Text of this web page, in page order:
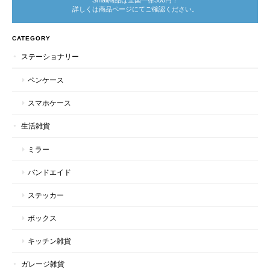
詳しくは商品ページにてご確認ください。
CATEGORY
ステーショナリー
ペンケース
スマホケース
生活雑貨
ミラー
バンドエイド
ステッカー
ボックス
キッチン雑貨
ガレージ雑貨